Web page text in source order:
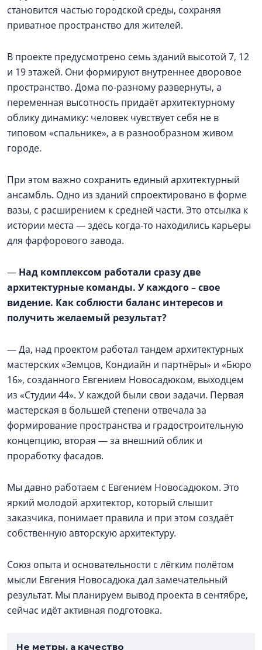
становится частью городской среды, сохраняя
приватное пространство для жителей.
В проекте предусмотрено семь зданий высотой 7, 12
и 19 этажей. Они формируют внутреннее дворовое
пространство. Дома по-разному развернуты, а
переменная высотность придаёт архитектурному
облику динамику: человек чувствует себя не в
типовом «спальнике», а в разнообразном живом
городе.
При этом важно сохранить единый архитектурный
ансамбль. Одно из зданий спроектировано в форме
вазы, с расширением к средней части. Это отсылка к
истории места — здесь когда-то находились карьеры
для фарфорового завода.
— Над комплексом работали сразу две
архитектурные команды. У каждого – свое
видение. Как соблюсти баланс интересов и
получить желаемый результат?
— Да, над проектом работал тандем архитектурных
мастерских «Земцов, Кондиайн и партнёры» и «Бюро
16», созданного Евгением Новосадюком, выходцем
из «Студии 44». У каждой были свои задачи. Первая
мастерская в большей степени отвечала за
формирование пространства и градостроительную
концепцию, вторая — за внешний облик и
проработку фасадов.
Мы давно работаем с Евгением Новосадюком. Это
яркий молодой архитектор, который слышит
заказчика, понимает правила и при этом создаёт
собственную авторскую архитектуру.
Союз опыта и основательности с лёгким полётом
мысли Евгения Новосадюка дал замечательный
результат. Мы планируем вывод проекта в сентябре,
сейчас идёт активная подготовка.
Не метры, а качество